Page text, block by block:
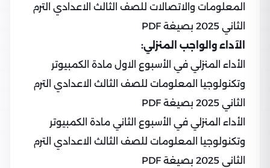
المعلومات والاتصالات للصف الثالث الاعدادي الترم
الثاني 2025 بصيغة PDF
الآداء والواجب المنزلي:
الأداء المنزلي في الأسبوع الاول مادة الكمبيوتر
وتكنولوجيا المعلومات للصف الثالث الاعدادي الترم
الثاني 2025 بصيغة PDF
الأداء المنزلي في الأسبوع الثاني مادة الكمبيوتر
وتكنولوجيا المعلومات للصف الثالث الاعدادي الترم
الثاني 2025 بصيغة PDF